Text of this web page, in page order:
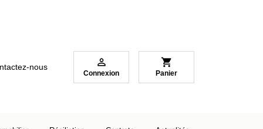
nous 
Connexion
shopping_cart
Panier